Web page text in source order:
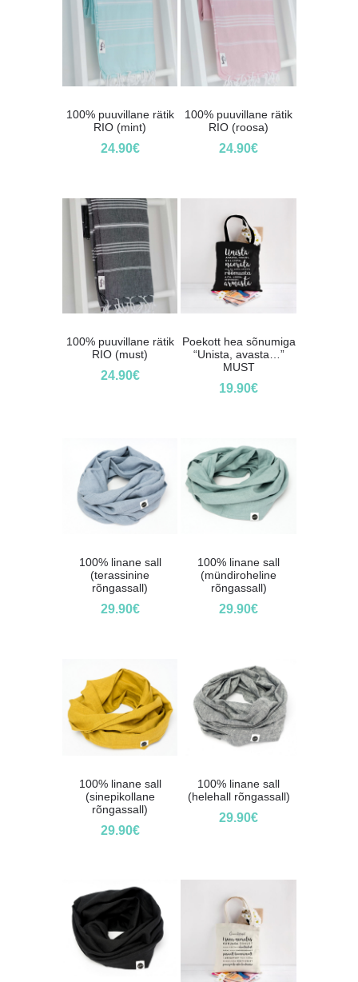
100% puuvillane rätik
RIO (mint)
24.90€
100% puuvillane rätik
RIO (roosa)
24.90€
100% puuvillane rätik
RIO (must)
24.90€
Poekott hea sõnumiga
“Unista, avasta…”
MUST
19.90€
100% linane sall
(terassinine
rõngassall)
29.90€
100% linane sall
(mündiroheline
rõngassall)
29.90€
100% linane sall
(sinepikollane
rõngassall)
29.90€
100% linane sall
(helehall rõngassall)
29.90€